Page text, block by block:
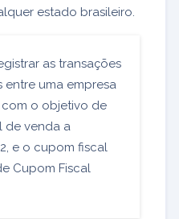
estado brasileiro.
as transações
entre uma empresa
o objetivo de
de venda a
e o cupom fiscal
Cupom Fiscal